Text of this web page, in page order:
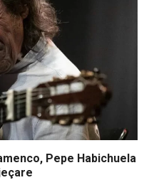
Pepe Habichuela